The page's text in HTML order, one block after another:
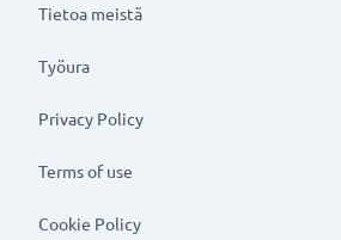
Tietoa meistä
Työura
Privacy Policy
Terms of use
Cookie Policy